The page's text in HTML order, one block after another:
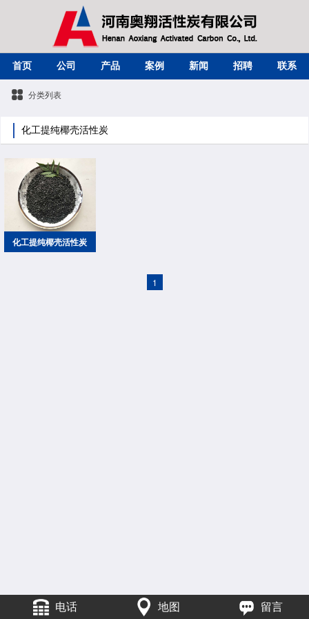
首页 公司 产品 案例 新闻 招聘 联系
分类列表
化工提纯椰壳活性炭
化工提纯椰壳活性炭
1
电话 地图 留言